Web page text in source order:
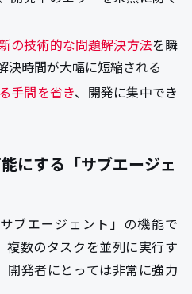
の技術的な問題解決方法を瞬
決時間が大幅に短縮される
手間を省き、開発に集中でき
にする「サブエージェ
ブエージェント」の機能で
複数のタスクを並列に実行す
開発者にとっては非常に強力